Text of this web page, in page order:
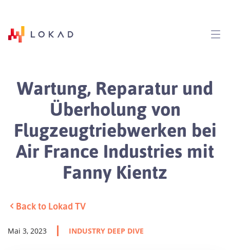
Wartung, Reparatur und
Überholung von
Flugzeugtriebwerken bei
Air France Industries mit
Fanny Kientz
Back to Lokad TV
Mai 3, 2023 INDUSTRY DEEP DIVE